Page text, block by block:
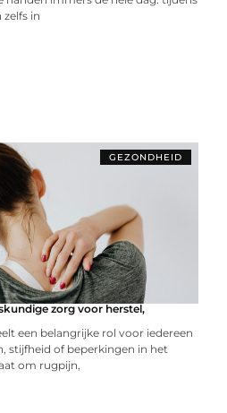
in
GEZONDHEID
zorg voor herstel,
een belangrijke rol voor iedereen
stijfheid of beperkingen in het
om rugpijn,